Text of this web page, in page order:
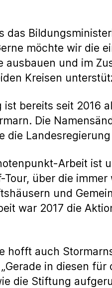
das
möchte wir die
ausbauen und im
Kreisen
bereits seit 2016
Die
die
Arbeit ist
über die
und
war 2017 die
hofft auch
in diesen
die Stiftung